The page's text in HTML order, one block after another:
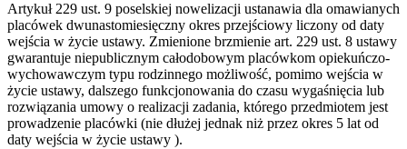
Artykuł 229 ust. 9 poselskiej nowelizacji ustanawia dla omawianych
placówek dwunastomiesięczny okres przejściowy liczony od daty
wejścia w życie ustawy. Zmienione brzmienie art. 229 ust. 8 ustawy
gwarantuje niepublicznym całodobowym placówkom opiekuńczo-
wychowawczym typu rodzinnego możliwość, pomimo wejścia w
życie ustawy, dalszego funkcjonowania do czasu wygaśnięcia lub
rozwiązania umowy o realizacji zadania, którego przedmiotem jest
prowadzenie placówki (nie dłużej jednak niż przez okres 5 lat od
daty wejścia w życie ustawy ).